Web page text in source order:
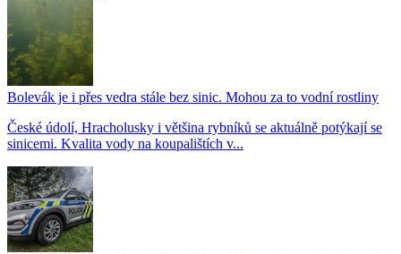
Bolevák je i přes vedra stále bez sinic. Mohou za to vodní rostliny
České údolí, Hracholusky i většina rybníků se aktuálně potýkají se
sinicemi. Kvalita vody na koupalištích v...